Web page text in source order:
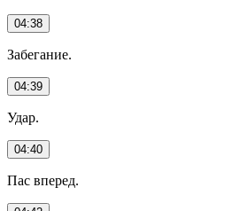
04:38
Забегание.
04:39
Удар.
04:40
Пас вперед.